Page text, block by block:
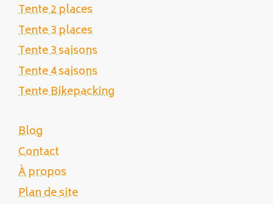
Tente 2 places
Tente 3 places
Tente 3 saisons
Tente 4 saisons
Tente Bikepacking
Blog
Contact
À propos
Plan de site